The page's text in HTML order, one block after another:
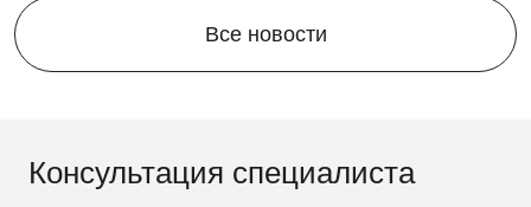
21.07.2026
Все новости
Консультация специалиста